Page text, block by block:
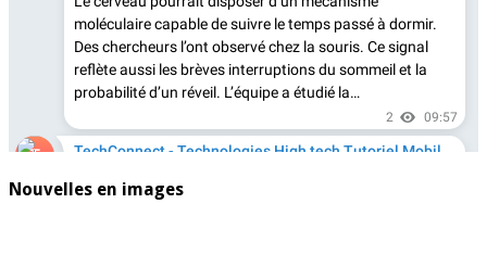
Nouvelles en images